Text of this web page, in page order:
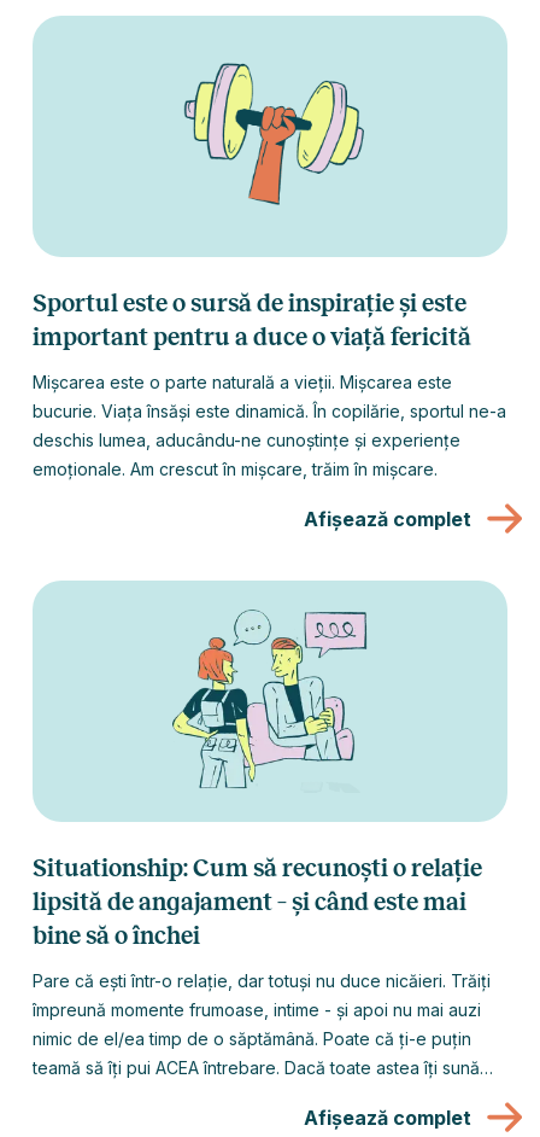
teamă cunoscută și sub numele de suferința (sau doliul)
anxietate sau anxietate climatică.
Sportul este o sursă de inspirație și este
important pentru a duce o viață fericită
Mișcarea este o parte naturală a vieții. Mișcarea este
bucurie. Viața însăși este dinamică. În copilărie, sportul ne-a
deschis lumea, aducându-ne cunoștințe și experiențe
emoționale. Am crescut în mișcare, trăim în mișcare.
Afișează complet
Situationship: Cum să recunoști o relație
lipsită de angajament – și când este mai
bine să o închei
Pare că ești într-o relație, dar totuși nu duce nicăieri. Trăiți
împreună momente frumoase, intime - și apoi nu mai auzi
nimic de el/ea timp de o săptămână. Poate că ți-e puțin
teamă să îți pui ACEA întrebare. Dacă toate astea îți sună
”nu chiar o relație” (în engleză situationship). Se poate
Afișează complet